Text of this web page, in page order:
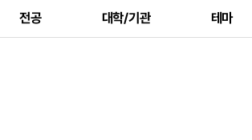
전공 대학/기관 테마